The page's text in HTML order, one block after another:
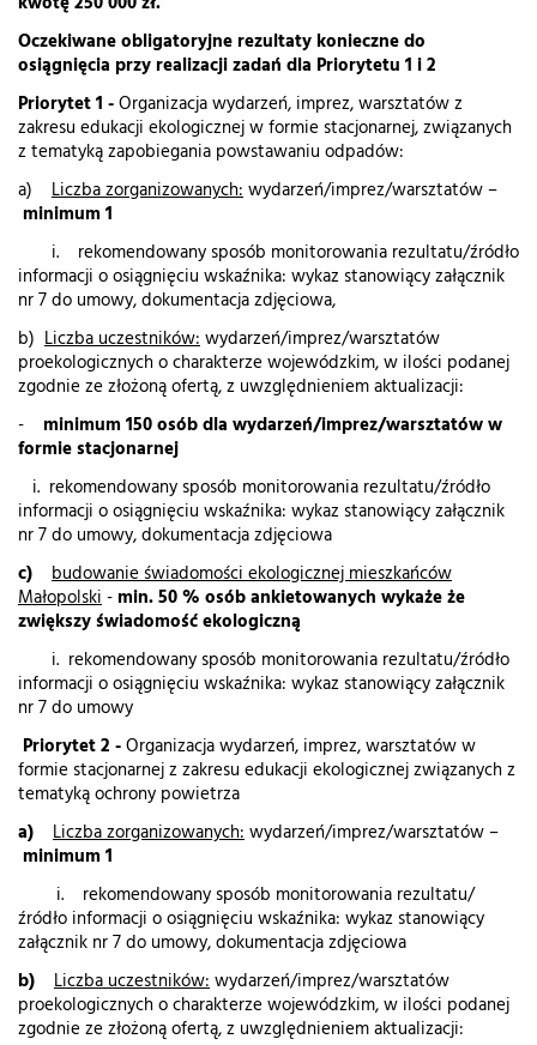
Oczekiwane obligatoryjne rezultaty konieczne do
osiągnięcia przy realizacji zadań dla Priorytetu 1 i 2
Priorytet 1 -Organizacja wydarzeń, imprez, warsztatów z
zakresu edukacji ekologicznej w formie stacjonarnej, związanych
z tematyką zapobiegania powstawaniu odpadów:
a) Liczba zorganizowanych:wydarzeń/imprez/warsztatów –
minimum 1
i. rekomendowany sposób monitorowania rezultatu/źródło
informacji o osiągnięciu wskaźnika: wykaz stanowiący załącznik
nr 7 do umowy, dokumentacja zdjęciowa,
b) Liczba uczestników:wydarzeń/imprez/warsztatów
proekologicznych o charakterze wojewódzkim, w ilości podanej
zgodnie ze złożoną ofertą, z uwzględnieniem aktualizacji:
- minimum 150 osób dla wydarzeń/imprez/warsztatów w
formie stacjonarnej
i. rekomendowany sposób monitorowania rezultatu/źródło
informacji o osiągnięciu wskaźnika: wykaz stanowiący załącznik
nr 7 do umowy, dokumentacja zdjęciowa
c)
budowanie świadomości ekologicznej mieszkańców
Małopolski-min. 50 % osób ankietowanych wykaże że
zwiększy świadomość ekologiczną
i. rekomendowany sposób monitorowania rezultatu/źródło
informacji o osiągnięciu wskaźnika: wykaz stanowiący załącznik
nr 7 do umowy
Priorytet 2 -Organizacja wydarzeń, imprez, warsztatów w
formie stacjonarnej z zakresu edukacji ekologicznej związanych z
tematyką ochrony powietrza
a)
Liczba zorganizowanych:wydarzeń/imprez/warsztatów –
minimum 1
i. rekomendowany sposób monitorowania rezultatu/
źródło informacji o osiągnięciu wskaźnika: wykaz stanowiący
załącznik nr 7 do umowy, dokumentacja zdjęciowa
b)
Liczba uczestników:wydarzeń/imprez/warsztatów
proekologicznych o charakterze wojewódzkim, w ilości podanej
zgodnie ze złożoną ofertą, z uwzględnieniem aktualizacji: